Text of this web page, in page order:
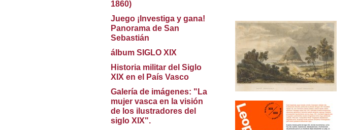
1860)
Juego ¡Investiga y gana!
Panorama de San
Sebastián
álbum SIGLO XIX
Historia militar del Siglo
XIX en el País Vasco
Galería de imágenes: "La
mujer vasca en la visión
de los ilustradores del
siglo XIX".